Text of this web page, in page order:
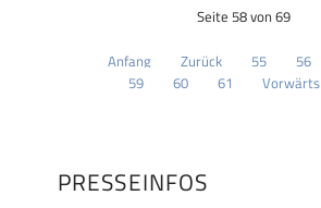
Seite 58 von 69
Anfang Zurück 55 56
59
60 61 Vorwärts
PRESSEINFOS